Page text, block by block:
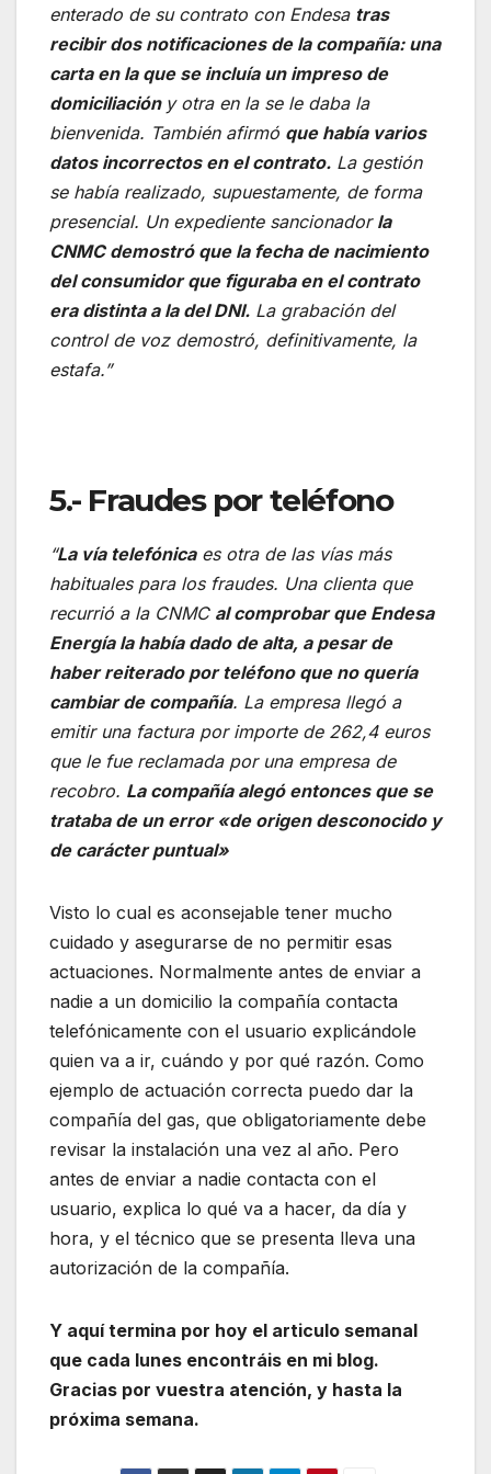
enterado de su contrato con Endesa tras
recibir dos notificaciones de la compañía: una
carta en la que se incluía un impreso de
domiciliación y otra en la se le daba la
bienvenida. También afirmó que había varios
datos incorrectos en el contrato. La gestión
se había realizado, supuestamente, de forma
presencial. Un expediente sancionador la
CNMC demostró que la fecha de nacimiento
del consumidor que figuraba en el contrato
era distinta a la del DNI. La grabación del
control de voz demostró, definitivamente, la
estafa.”
5.- Fraudes por teléfono
“La vía telefónicaes otra de las vías más
habituales para los fraudes. Una clienta que
recurrió a la CNMC al comprobar que Endesa
Energía la había dado de alta, a pesar de
haber reiterado por teléfono que no quería
cambiar de compañía. La empresa llegó a
emitir una factura por importe de 262,4 euros
que le fue reclamada por una empresa de
recobro. La compañía alegó entonces que se
trataba de un error «de origen desconocido y
de carácter puntual»
Visto lo cual es aconsejable tener mucho
cuidado y asegurarse de no permitir esas
actuaciones. Normalmente antes de enviar a
nadie a un domicilio la compañía contacta
telefónicamente con el usuario explicándole
quien va a ir, cuándo y por qué razón. Como
ejemplo de actuación correcta puedo dar la
compañía del gas, que obligatoriamente debe
revisar la instalación una vez al año. Pero
antes de enviar a nadie contacta con el
usuario, explica lo qué va a hacer, da día y
hora, y el técnico que se presenta lleva una
autorización de la compañía.
Y aquí termina por hoy el articulo semanal
que cada lunes encontráis en mi blog.
Gracias por vuestra atención, y hasta la
próxima semana.